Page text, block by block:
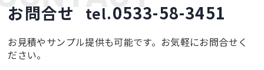
お問合せ tel.0533-58-3451
お見積やサンプル提供も可能です。お気軽にお問合せく
ださい。